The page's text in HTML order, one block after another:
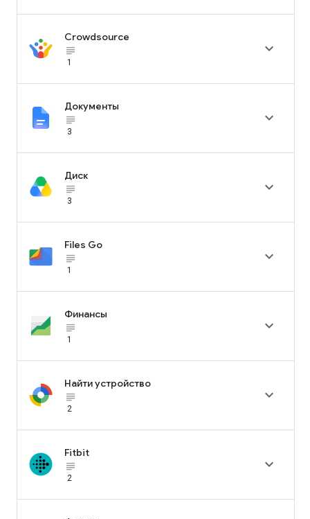
Crowdsource
subject_black
1

Документы
subject_black
3

Диск
subject_black
3

Files Go
subject_black
1

Финансы
subject_black
1

Найти устройство
subject_black
2

Fitbit
subject_black
2
